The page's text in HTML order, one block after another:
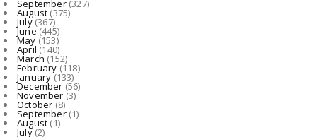
September(327)
August (375)
July(367)
June(445)
May (153)
April (140)
March (152)
February (118)
January(133)
December (56)
November (3)
October (8)
September(1)
August (1)
July(2)